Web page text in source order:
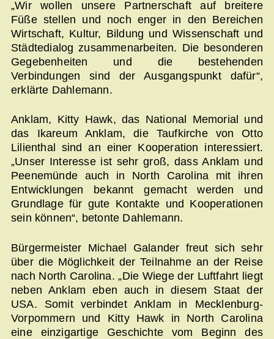
„Wir wollen unsere Partnerschaft auf breitere
Füße stellen und noch enger in den Bereichen
Wirtschaft, Kultur, Bildung und Wissenschaft und
Städtedialog zusammenarbeiten. Die besonderen
Gegebenheiten und die bestehenden
Verbindungen sind der Ausgangspunkt dafür“,
erklärte Dahlemann.
Anklam, Kitty Hawk, das National Memorial und
das Ikareum Anklam, die Taufkirche von Otto
Lilienthal sind an einer Kooperation interessiert.
„Unser Interesse ist sehr groß, dass Anklam und
Peenemünde auch in North Carolina mit ihren
Entwicklungen bekannt gemacht werden und
Grundlage für gute Kontakte und Kooperationen
sein können“, betonte Dahlemann.
Bürgermeister Michael Galander freut sich sehr
über die Möglichkeit der Teilnahme an der Reise
nach North Carolina. „Die Wiege der Luftfahrt liegt
neben Anklam eben auch in diesem Staat der
USA. Somit verbindet Anklam in Mecklenburg-
Vorpommern und Kitty Hawk in North Carolina
eine einzigartige Geschichte vom Beginn des